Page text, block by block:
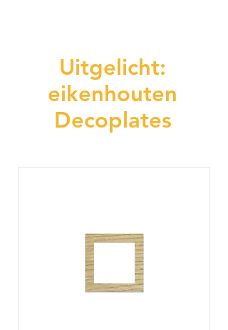
Uitgelicht:
eikenhouten
Decoplates